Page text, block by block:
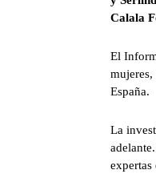
Calala
El
mujeres,
España.
La
expertas